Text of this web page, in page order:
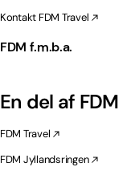
Kontakt FDM Travel
FDM f.m.b.a.
En del af FDM
FDM Travel
FDM Jyllandsringen